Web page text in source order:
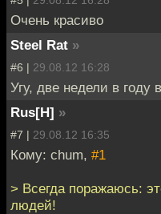
Очень красиво
Steel Rat »
#6 | 29.08.12 16:28
Угу, две недели в году
Rus[H] »
#7 | 29.08.12 16:35
Кому: chum, #1
> Всегда поражаюсь:
людей!